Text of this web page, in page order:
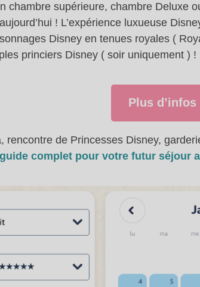
chambre supérieure, chambre Deluxe
! L’expérience luxueuse
Disney en tenues royales (
princiers Disney ( soir uniquement ) !
Plus
rencontre de Princesses Disney,
complet pour votre futur séjour